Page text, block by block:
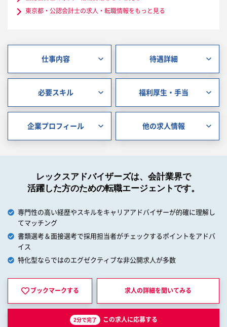
東京都・公認会計士の求人・転職情報をもっと見る
仕事内容 待遇詳細
必要スキル 福利厚生・手当
企業プロフィール 他の求人情報
レックスアドバイザーズは、会計業界で
活躍した方のための転職エージェントです。
専門性の高い経歴やスキルをキャリアアドバイザーが的確に理解し
てマッチング
書類選考＆面接選考で採用担当者がチェックするポイントをアドバ
イス
特化型ならではのエグゼクティブな非公開求人が多数
ブックマークする 求人の詳細を聞いてみる
2分で完了 この求人に応募する